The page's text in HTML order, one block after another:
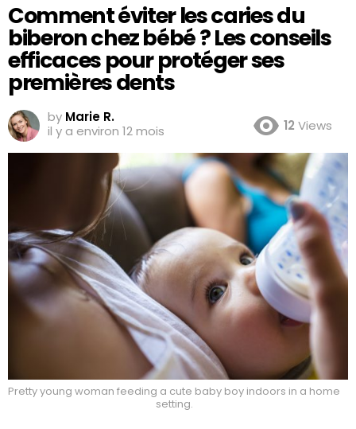
Comment éviter les caries du
biberon chez bébé ? Les conseils
efficaces pour protéger ses
premières dents
by Marie R.
il y a environ 12 mois
12 Views
Pretty young woman feeding a cute baby boy indoors in a home
setting.